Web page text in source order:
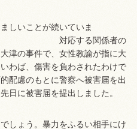
しいことが続いていま
関係者の
津の事件で、女性教諭が指に大
わば、傷害を負わされたわけで
配慮のもとに警察へ被害届を出
日に被害届を提出しました。
しょう。暴力をふるい相手にけ